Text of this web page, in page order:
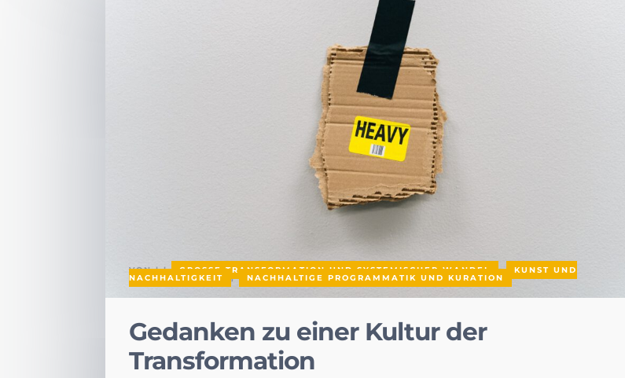
VON|| GROSSE TRANSFORMATION UND SYSTEMISCHER WANDEL , KUNST UND
NACHHALTIGKEIT , NACHHALTIGE PROGRAMMATIK UND KURATION
Gedanken zu einer Kultur der
Transformation